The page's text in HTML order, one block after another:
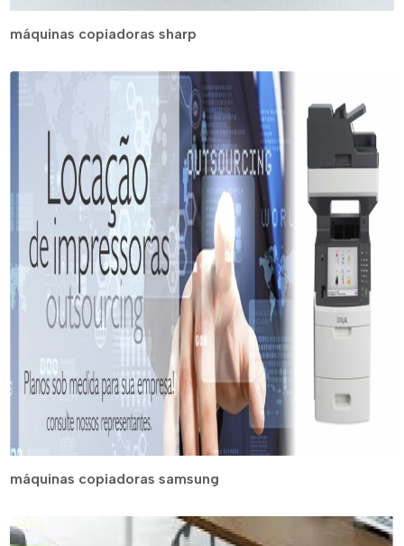
máquinas copiadoras sharp
máquinas copiadoras samsung